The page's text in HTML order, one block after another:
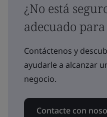
¿No está
adecuado
Contáctenos y
ayudarle a alcanzar
negocio.
Contacte con